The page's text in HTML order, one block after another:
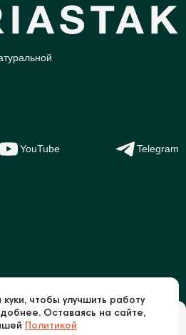
чтобы улучшить работу
Оставаясь на сайте,
Политикой
YouTube Telegram